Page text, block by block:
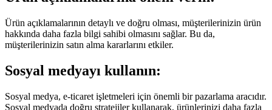
Ürün açıklamalarının detaylı ve doğru olması, müşterilerinizin ürün
hakkında daha fazla bilgi sahibi olmasını sağlar. Bu da,
müşterilerinizin satın alma kararlarını etkiler.
Sosyal medyayı kullanın:
Sosyal medya, e-ticaret işletmeleri için önemli bir pazarlama aracıdır.
Sosyal medyada doğru stratejiler kullanarak, ürünlerinizi daha fazla